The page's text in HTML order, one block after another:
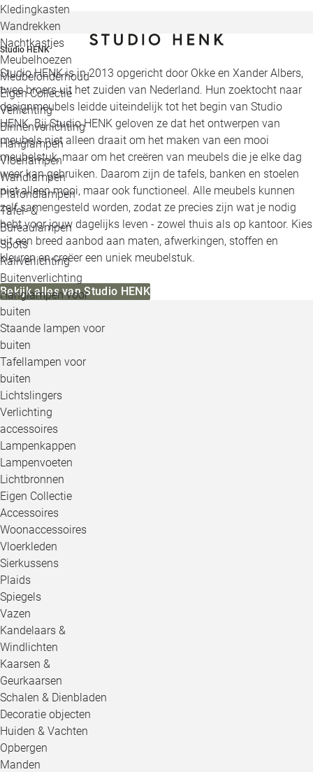
Kledingkasten
Wandrekken
Nachtkastjes
Meubelhoezen
Meubelonderhoud
Eigen Collectie
Verlichting
Binnenverlichting
Hanglampen
Vloerlampen
Wandlampen
Plafondlampen
Tafel- &
Bureaulampen
Spots
Railverlichting
Buitenverlichting
Hanglampen voor
buiten
Staande lampen voor
buiten
Tafellampen voor
buiten
Lichtslingers
Verlichting
accessoires
Lampenkappen
Lampenvoeten
Lichtbronnen
Eigen Collectie
Accessoires
Woonaccessoires
Vloerkleden
Sierkussens
Plaids
Spiegels
Vazen
Kandelaars &
Windlichten
Kaarsen &
Geurkaarsen
Schalen & Dienbladen
Decoratie objecten
Huiden & Vachten
Opbergen
Manden
Studio HENK
Studio HENK is in 2013 opgericht door Okke en Xander Albers,
twee broers uit het zuiden van Nederland. Hun zoektocht naar
designmeubels leidde uiteindelijk tot het begin van Studio
HENK. Bij Studio HENK geloven ze dat het ontwerpen van
meubels niet alleen draait om het maken van een mooi
meubelstuk, maar om het creëren van meubels die je elke dag
weer kan gebruiken. Daarom zijn de tafels, banken en stoelen
niet alleen mooi, maar ook functioneel. Alle meubels kunnen
zelf samengesteld worden, zodat ze precies zijn wat je nodig
hebt voor jouw dagelijks leven - zowel thuis als op kantoor. Kies
uit een breed aanbod aan maten, afwerkingen, stoffen en
kleuren en creëer een uniek meubelstuk.
Bekijk alles van Studio HENK